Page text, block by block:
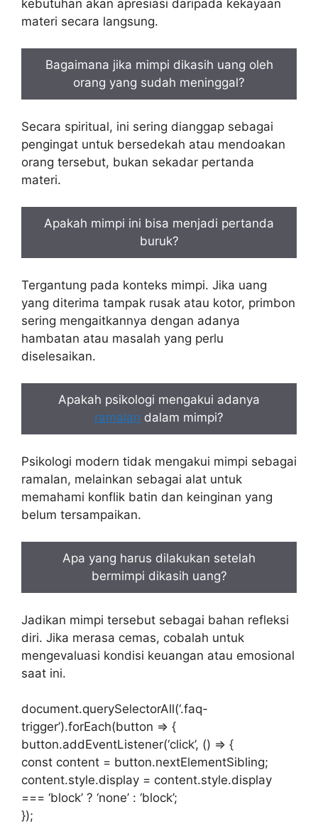
kebutuhan akan apresiasi daripada kekayaan
materi secara langsung.
Bagaimana jika mimpi dikasih uang oleh
orang yang sudah meninggal?
Secara spiritual, ini sering dianggap sebagai
pengingat untuk bersedekah atau mendoakan
orang tersebut, bukan sekadar pertanda
materi.
Apakah mimpi ini bisa menjadi pertanda
buruk?
Tergantung pada konteks mimpi. Jika uang
yang diterima tampak rusak atau kotor, primbon
sering mengaitkannya dengan adanya
hambatan atau masalah yang perlu
diselesaikan.
Apakah psikologi mengakui adanya
ramalan dalam mimpi?
Psikologi modern tidak mengakui mimpi sebagai
ramalan, melainkan sebagai alat untuk
memahami konflik batin dan keinginan yang
belum tersampaikan.
Apa yang harus dilakukan setelah
bermimpi dikasih uang?
Jadikan mimpi tersebut sebagai bahan refleksi
diri. Jika merasa cemas, cobalah untuk
mengevaluasi kondisi keuangan atau emosional
saat ini.
document.querySelectorAll(‘.faq-
trigger’).forEach(button => {
button.addEventListener(‘click’, () => {
const content = button.nextElementSibling;
content.style.display = content.style.display
=== ‘block’ ? ‘none’ : ‘block’;
});